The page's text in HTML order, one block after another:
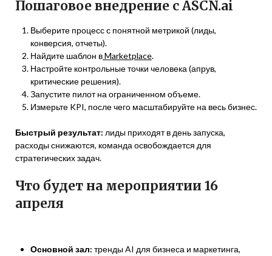
Пошаговое внедрение с ASCN.ai
Выберите процесс с понятной метрикой (лиды,
конверсия, отчеты).
Найдите шаблон вMarketplace.
Настройте контрольные точки человека (апрув,
критические решения).
Запустите пилот на ограниченном объеме.
Измерьте KPI, после чего масштабируйте на весь бизнес.
Быстрый результат: лиды приходят в день запуска,
расходы снижаются, команда освобождается для
стратегических задач.
Что будет на мероприятии 16
апреля
Основной зал: тренды AI для бизнеса и маркетинга,